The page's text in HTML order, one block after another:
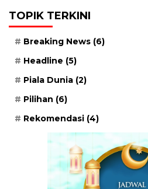
TOPIK TERKINI
Breaking News (6)
Headline (5)
Piala Dunia (2)
Pilihan (6)
Rekomendasi (4)